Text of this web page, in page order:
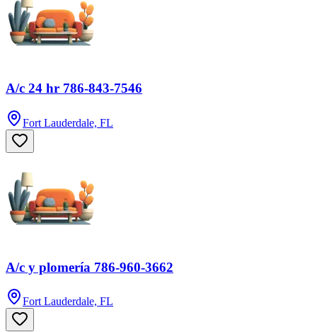
A/c 24 hr 786-843-7546
Fort Lauderdale, FL
A/c y plomería 786-960-3662
Fort Lauderdale, FL